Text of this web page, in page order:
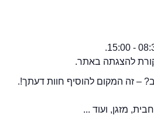
להצגתה באתר.
– זה המקום להוסיף חוות דעתך!.
מזגן, ועוד ...